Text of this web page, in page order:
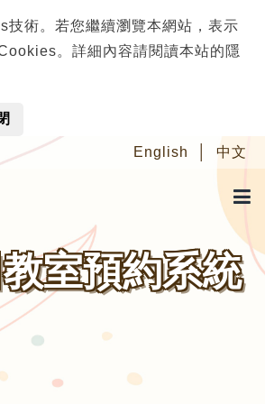
技術。若您繼續瀏覽本網站，表示
。詳細內容請閱讀本站的隱
English 中文
室預約系統